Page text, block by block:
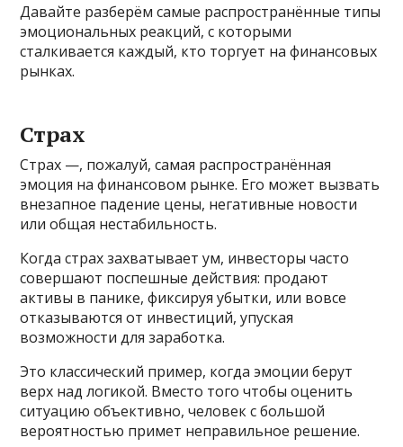
Давайте разберём самые распространённые типы
эмоциональных реакций, с которыми
сталкивается каждый, кто торгует на финансовых
рынках.
Страх
Страх —, пожалуй, самая распространённая
эмоция на финансовом рынке. Его может вызвать
внезапное падение цены, негативные новости
или общая нестабильность.
Когда страх захватывает ум, инвесторы часто
совершают поспешные действия: продают
активы в панике, фиксируя убытки, или вовсе
отказываются от инвестиций, упуская
возможности для заработка.
Это классический пример, когда эмоции берут
верх над логикой. Вместо того чтобы оценить
ситуацию объективно, человек с большой
вероятностью примет неправильное решение.